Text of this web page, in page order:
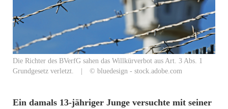
Die Richter des BVerfG sahen das Willkürverbot aus Art. 3 Abs. 1
Grundgesetz verletzt. | © bluedesign - stock.adobe.com
Ein damals 13-jähriger Junge versuchte mit seiner